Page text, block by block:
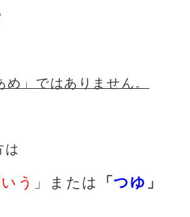
」ではありません。
は
う 」または 「つゆ 」